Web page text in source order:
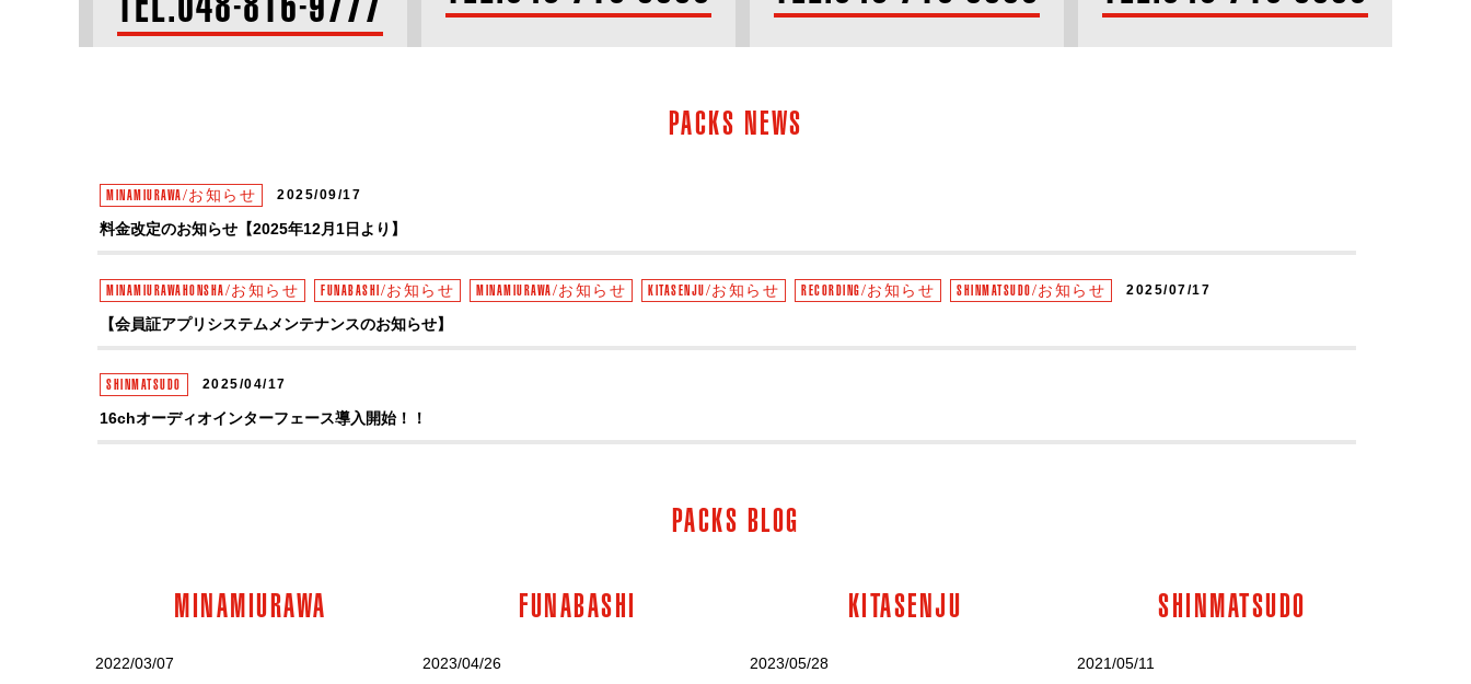
PACKS NEWS
MINAMIURAWA/お知らせ 2025/09/17
料金改定のお知らせ【2025年12月1日より】
MINAMIURAWAHONSHA/お知らせ FUNABASHI/お知らせ MINAMIURAWA/お知らせ KITASENJU/お知らせ RECORDING/お知らせ SHINMATSUDO/お知らせ 2025/07/17
【会員証アプリシステムメンテナンスのお知らせ】
SHINMATSUDO 2025/04/17
16chオーディオインターフェース導入開始！！
新時代 尚美×PACKS
SHINMATSUDO
PACKS BLOG
MINAMIURAWA
2022/03/07
FUNABASHI
2023/04/26
KITASENJU
2023/05/28
SHINMATSUDO
2021/05/11